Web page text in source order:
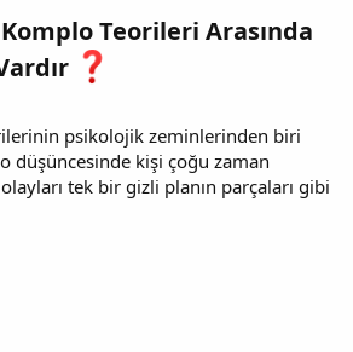
Teorileri Arasında
psikolojik zeminlerinden biri
düşüncesinde kişi çoğu zaman
tek bir gizli planın parçaları gibi